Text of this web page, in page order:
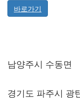
바로가기
남양주시 수동면
경기도 파주시 광